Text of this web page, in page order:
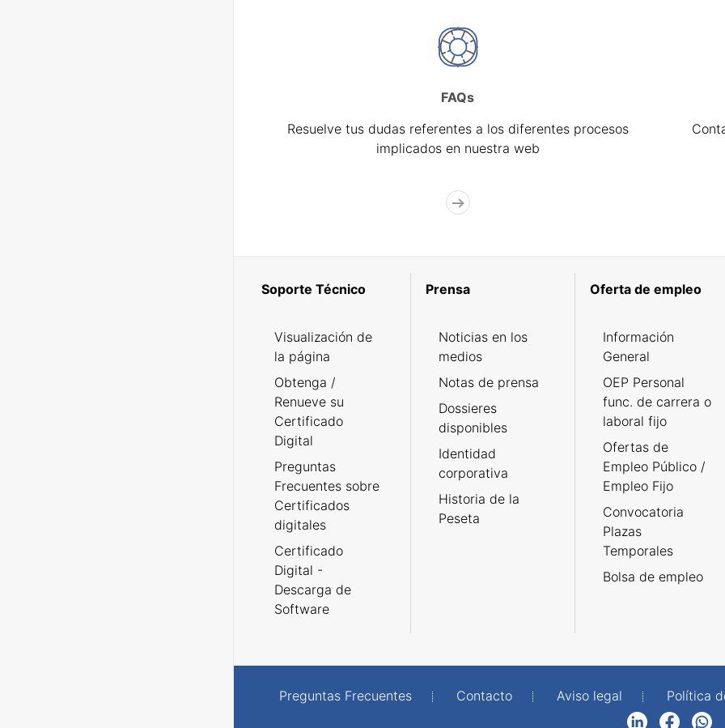
FAQs
Resuelve tus dudas referentes a los diferentes procesos
implicados en nuestra web
Soporte Técnico
Visualización de
la página
Obtenga /
Renueve su
Certificado
Digital
Preguntas
Frecuentes sobre
Certificados
digitales
Certificado
Digital -
Descarga de
Software
Prensa
Noticias en los
medios
Notas de prensa
Dossieres
disponibles
Identidad
corporativa
Historia de la
Peseta
Oferta de empleo
Información
General
OEP Personal
func. de carrera o
laboral fijo
Ofertas de
Empleo Público /
Empleo Fijo
Convocatoria
Plazas
Temporales
Bolsa de empleo
Preguntas Frecuentes Contacto Aviso legal Política
FacebookWhatsApp